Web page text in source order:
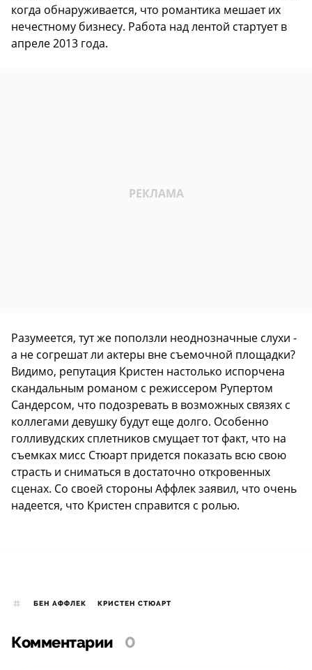
когда обнаруживается, что романтика мешает их
нечестному бизнесу. Работа над лентой стартует в
апреле 2013 года.
Разумеется, тут же поползли неоднозначные слухи -
а не согрешат ли актеры вне съемочной площадки?
Видимо, репутация Кристен настолько испорчена
скандальным романом с режиссером Рупертом
Сандерсом, что подозревать в возможных связях с
коллегами девушку будут еще долго. Особенно
голливудских сплетников смущает тот факт, что на
съемках мисс Стюарт придется показать всю свою
страсть и сниматься в достаточно откровенных
сценах. Со своей стороны Аффлек заявил, что очень
надеется, что Кристен справится с ролью.
БЕН АФФЛЕК КРИСТЕН СТЮАРТ
Комментарии 0